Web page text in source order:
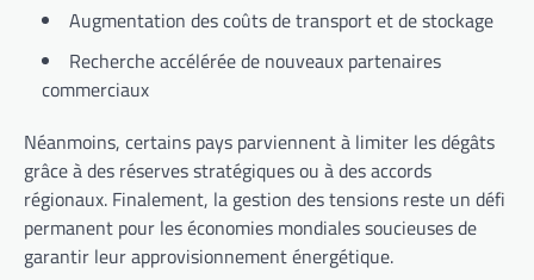
Augmentation des coûts de transport et de stockage
Recherche accélérée de nouveaux partenaires
commerciaux
Néanmoins, certains pays parviennent à limiter les dégâts
grâce à des réserves stratégiques ou à des accords
régionaux. Finalement, la gestion des tensions reste un défi
permanent pour les économies mondiales soucieuses de
garantir leur approvisionnement énergétique.